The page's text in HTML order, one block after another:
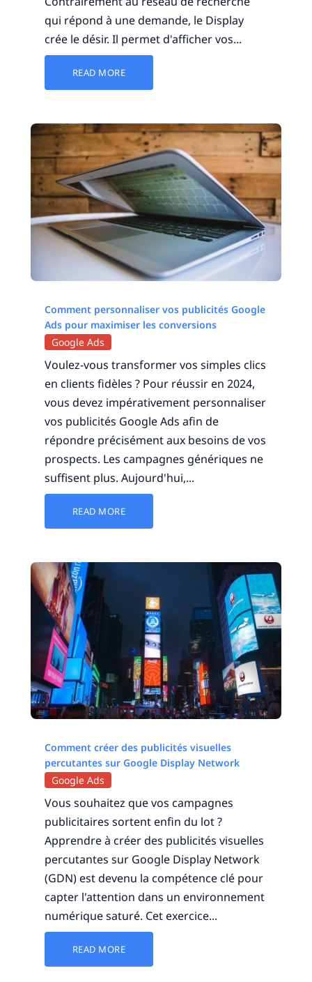
qui répond à une demande, le Display
crée le désir. Il permet d'afficher vos...
READ MORE
Comment personnaliser vos publicités Google
Ads pour maximiser les conversions
Google Ads
Voulez-vous transformer vos simples clics
en clients fidèles ? Pour réussir en 2024,
vous devez impérativement personnaliser
vos publicités Google Ads afin de
répondre précisément aux besoins de vos
prospects. Les campagnes génériques ne
suffisent plus. Aujourd'hui,...
READ MORE
Comment créer des publicités visuelles
percutantes sur Google Display Network
Google Ads
Vous souhaitez que vos campagnes
publicitaires sortent enfin du lot ?
Apprendre à créer des publicités visuelles
percutantes sur Google Display Network
(GDN) est devenu la compétence clé pour
capter l'attention dans un environnement
numérique saturé. Cet exercice...
READ MORE